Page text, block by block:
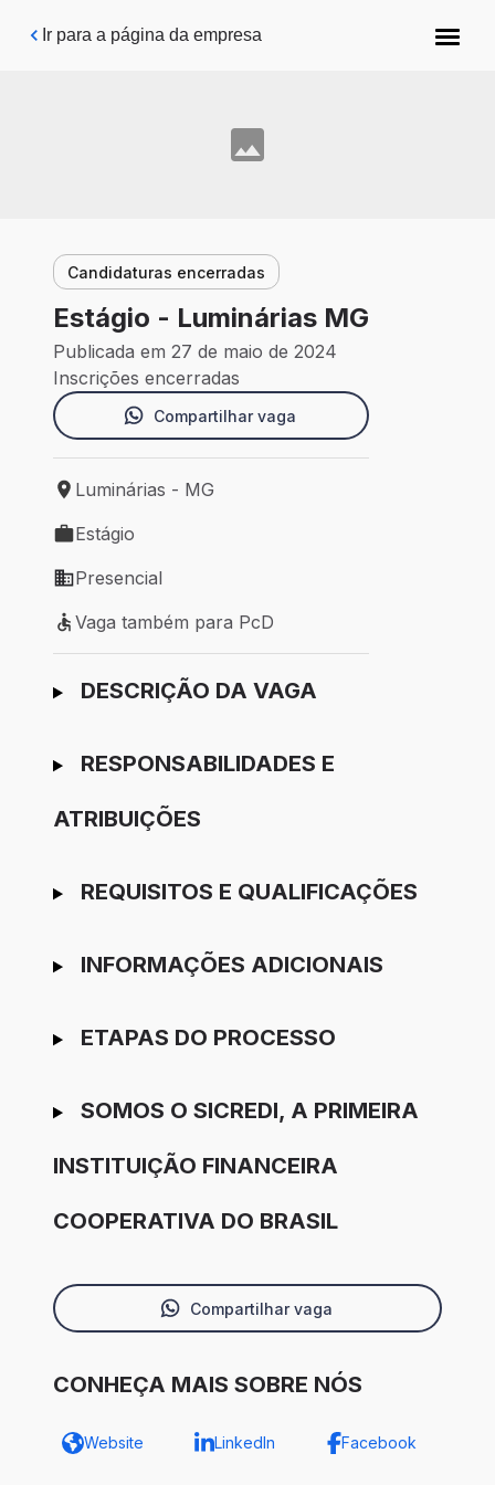
Pular para o conteúdo principal
Ir para a página da empresa
Candidaturas encerradas
Estágio - Luminárias MG
Publicada em 27 de maio de 2024
Inscrições encerradas
Compartilhar vaga
Local de trabalho: Luminárias - MG
Luminárias - MG
Tipo de vaga: Estágio
Estágio
Modelo de trabalho: Presencial
Presencial
Vaga também para PcD
Vaga também para PcD
Ir para candidatura
DESCRIÇÃO DA VAGA
RESPONSABILIDADES E
ATRIBUIÇÕES
REQUISITOS E QUALIFICAÇÕES
INFORMAÇÕES ADICIONAIS
ETAPAS DO PROCESSO
SOMOS O SICREDI, A PRIMEIRA
INSTITUIÇÃO FINANCEIRA
COOPERATIVA DO BRASIL
Compartilhar vaga
CONHEÇA MAIS SOBRE NÓS
Website LinkedIn Facebook